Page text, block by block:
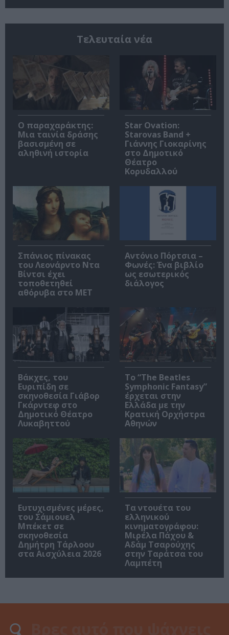
Τελευταία νέα
Ο παραχαράκτης:
Μια ταινία δράσης
βασισμένη σε
αληθινή ιστορία
Star Ovation:
Starovas Band +
Γιάννης Γιοκαρίνης
στο Δημοτικό
Θέατρο
Κορυδαλλού
Σπάνιος πίνακας
του Λεονάρντο Ντα
Βίντσι έχει
τοποθετηθεί
αθόρυβα στο MET
Αντόνιο Πόρτσια –
Φωνές: Ένα βιβλίο
ως εσωτερικός
διάλογος
Βάκχες, του
Ευριπίδη σε
σκηνοθεσία Γιάβορ
Γκάρντεφ στο
Δημοτικό Θέατρο
Λυκαβηττού
Το “The Beatles
Symphonic Fantasy”
έρχεται στην
Ελλάδα με την
Κρατική Ορχήστρα
Αθηνών
Ευτυχισμένες μέρες,
του Σάμιουελ
Μπέκετ σε
σκηνοθεσία
Δημήτρη Τάρλοου
στα Αισχύλεια 2026
Τα ντουέτα του
ελληνικού
κινηματογράφου:
Μιρέλα Πάχου &
Αδάμ Τσαρούχης
στην Ταράτσα του
Λαμπέτη